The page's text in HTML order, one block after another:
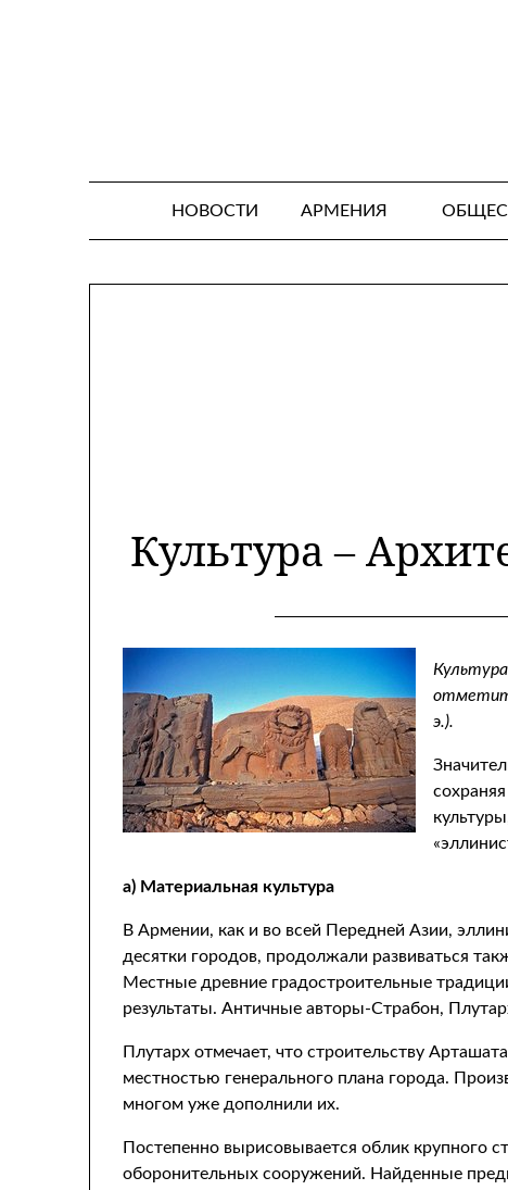
НОВОСТИ АРМЕНИЯ
Культура –
э.).
а) Материальная культура
В Армении, как и во всей Передней Азии,
десятки городов, продолжали развиваться
Местные древние градостроительные
результаты. Античные авторы-Страбон,
Плутарх отмечает, что строительству
местностью генерального плана города.
многом уже дополнили их.
Постепенно вырисовывается облик крупного
оборонительных сооружений. Найденные